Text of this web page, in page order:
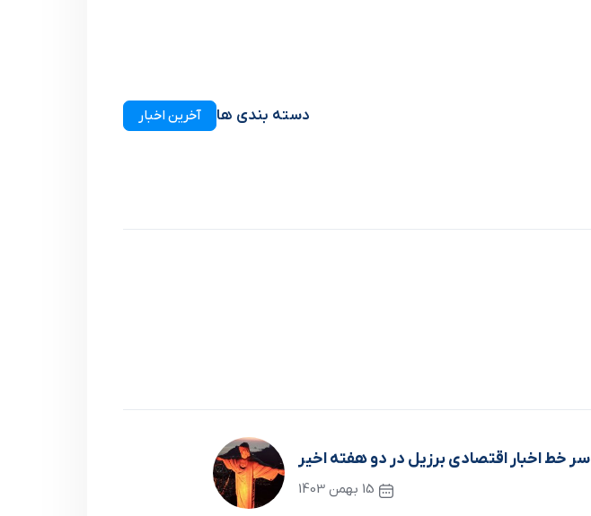
دسته بندی ها آخرین اخبار
سر خط اخبار اقتصادی برزیل در دو هفته اخیر
15 بهمن 1403